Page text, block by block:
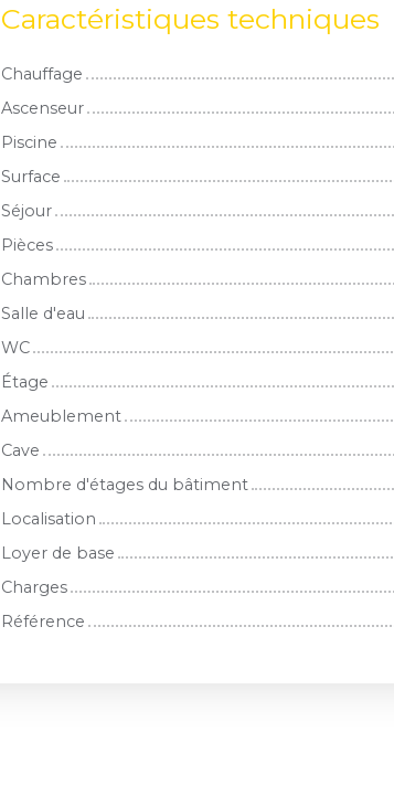
Caractéristiques techniques
Chauffage
Ascenseur
Piscine
Surface
Séjour
Pièces
Chambres
Salle d'eau
WC
Étage
Ameublement
Cave
Nombre d'étages du bâtiment
Localisation
Loyer de base
Charges
Référence